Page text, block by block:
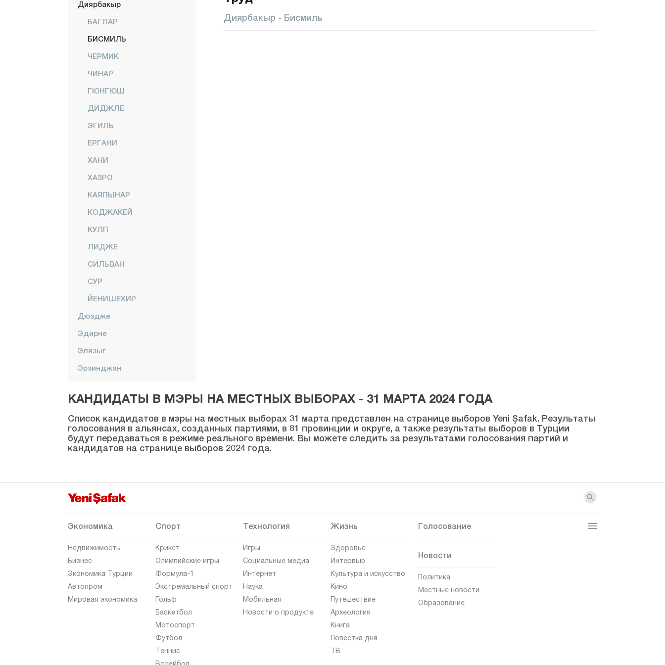
Диярбакыр
БАГЛАР
БИСМИЛЬ
ЧЕРМИК
ЧИНАР
ГЮНГЮШ
ДИДЖЛЕ
ЭГИЛЬ
ЕРГАНИ
ХАНИ
ХАЗРО
КАЯПЫНАР
КОДЖАКЕЙ
КУЛП
ЛИДЖЕ
СИЛЬВАН
СУР
ЙЕНИШЕХИР
Дюздже
Эдирне
Элязыг
Эрзинджан
Эскишехир
Газиантеп
Гиресун
Гюмюшхане
Ыгдыр
Ыспарта
Карабюк
Караман
Карс
Диярбакыр - Бисмиль
КАНДИДАТЫ В МЭРЫ НА МЕСТНЫХ ВЫБОРАХ - 31 МАРТА 2024 ГОДА
Список кандидатов в мэры на местных выборах 31 марта представлен на странице выборов Yeni Şafak. Результаты
голосования в альянсах, созданных партиями, в 81 провинции и округе, а также результаты выборов в Турции
будут передаваться в режиме реального времени. Вы можете следить за результатами голосования партий и
кандидатов на странице выборов 2024 года.
Экономика
Недвижимость
Бизнес
Экономика Турции
Автопром
Мировая экономика
Спорт
Крикет
Олимпийские игры
Формула-1
Экстремальный спорт
Гольф
Баскетбол
Мотоспорт
Футбол
Теннис
Технология
Игры
Социальные медиа
Интернет
Наука
Мобильная
Новости о продукте
Жизнь
Здоровье
Интервью
Культура и искусство
Кино
Путешествие
Археология
Книга
Повестка дня
ТВ
Голосование
Новости
Политика
Местные новости
Образование